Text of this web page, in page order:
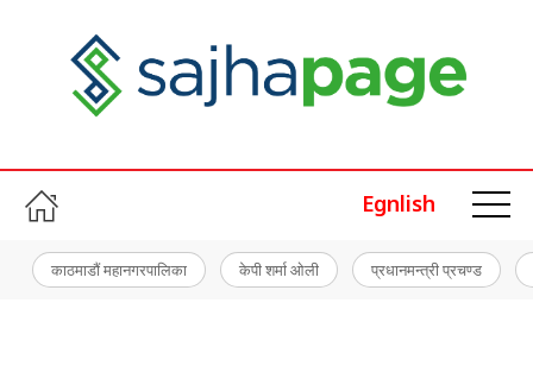
Egnlish
काठमाडौं महानगरपालिका केपी शर्मा ओली प्रधानमन्त्री प्रचण्ड